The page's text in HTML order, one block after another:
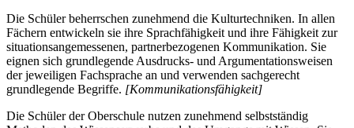
Die Schüler beherrschen zunehmend die Kulturtechniken. In allen
Fächern entwickeln sie ihre Sprachfähigkeit und ihre Fähigkeit zur
situationsangemessenen, partnerbezogenen Kommunikation. Sie
eignen sich grundlegende Ausdrucks- und Argumentationsweisen
der jeweiligen Fachsprache an und verwenden sachgerecht
grundlegende Begriffe. [Kommunikationsfähigkeit]
Die Schüler der Oberschule nutzen zunehmend selbstständig